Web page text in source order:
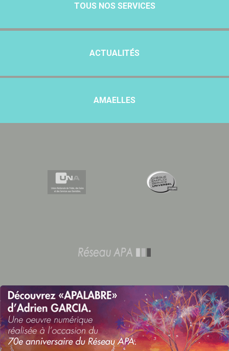
TOUS NOS SERVICES
ACTUALITÉS
AMAELLES